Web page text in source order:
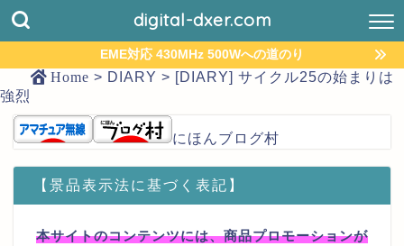
digital-dxer.com
EME対応 430MHz 500Wへの道のり
Home > DIARY > [DIARY] サイクル25の始まりは
強烈
にほんブログ村
【景品表示法に基づく表記】
本サイトのコンテンツには、商品プロモーションが